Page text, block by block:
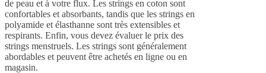
de peau et à votre flux. Les strings en coton sont
confortables et absorbants, tandis que les strings en
polyamide et élasthanne sont très extensibles et
respirants. Enfin, vous devez évaluer le prix des
strings menstruels. Les strings sont généralement
abordables et peuvent être achetés en ligne ou en
magasin.